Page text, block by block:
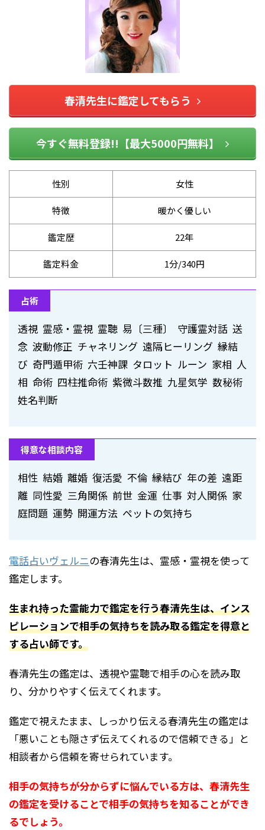
春清先生に鑑定してもらう
今すぐ無料登録!!【最大5000円無料】
性別 女性
特徴 暖かく優しい
鑑定歴 22年
鑑定料金 1分/340円
占術
透視 霊感・霊視 霊聴 易〔三種〕 守護霊対話 送
念 波動修正 チャネリング 遠隔ヒーリング 縁結
び 奇門遁甲術 六壬神課 タロット ルーン 家相 人
相 命術 四柱推命術 紫微斗数推 九星気学 数秘術
姓名判断
得意な相談内容
相性 結婚 離婚 復活愛 不倫 縁結び 年の差 遠距
離 同性愛 三角関係 前世 金運 仕事 対人関係 家
庭問題 運勢 開運方法 ペットの気持ち
電話占いヴェルニの春清先生は、霊感・霊視を使って
鑑定します。
生まれ持った霊能力で鑑定を行う春清先生は、インス
ピレーションで相手の気持ちを読み取る鑑定を得意と
する占い師です。
春清先生の鑑定は、透視や霊聴で相手の心を読み取
り、分かりやすく伝えてくれます。
鑑定で視えたまま、しっかり伝える春清先生の鑑定は
「悪いことも隠さず伝えてくれるので信頼できる」と
相談者から信頼を寄せられています。
相手の気持ちが分からずに悩んでいる方は、春清先生
の鑑定を受けることで相手の気持ちを知ることができ
るでしょう。